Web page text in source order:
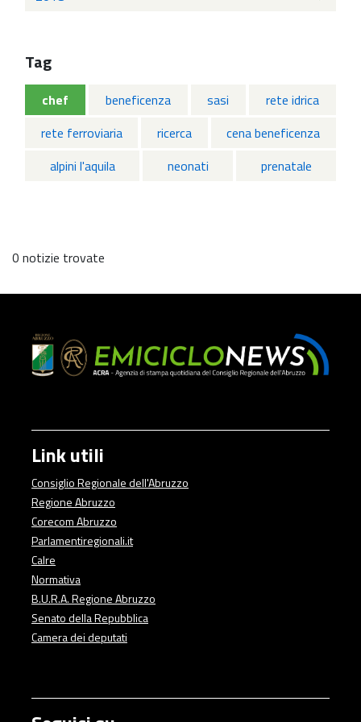
Tag
chef beneficenza sasi
rete idrica
rete ferroviaria
ricerca
cena beneficenza
alpini l'aquila
neonati prenatale
0 notizie trovate
Link utili
Consiglio Regionale dell'Abruzzo
Regione Abruzzo
Corecom Abruzzo
Parlamentiregionali.it
Calre
Normativa
B.U.R.A. Regione Abruzzo
Senato della Repubblica
Camera dei deputati